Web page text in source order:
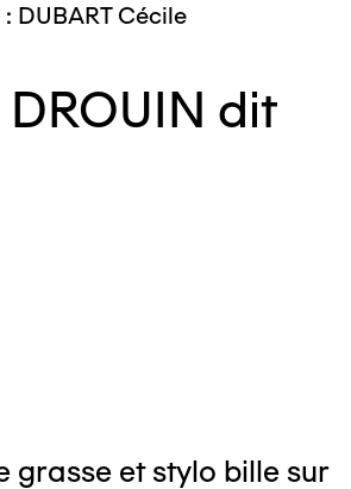
DUBART Cécile
dit
grasse et stylo bille sur